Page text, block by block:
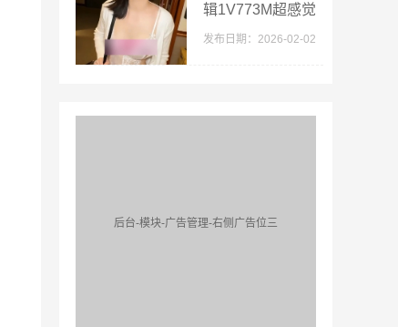
辑1V773M超感觉
发布日期：2026-02-02
后台-模块-广告管理-右侧广告位三